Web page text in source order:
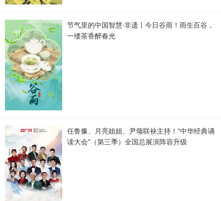
节气里的中国智慧·非遗丨今日谷雨！雨生百谷，
一缕茶香醉春光
任鲁豫、月亮姐姐、尹颂联袂主持！“中华经典诵
读大会”（第三季）全国总展演阵容升级